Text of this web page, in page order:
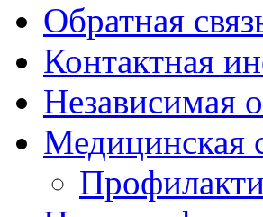
Обратная
Контактная
Независимая
Медицинская